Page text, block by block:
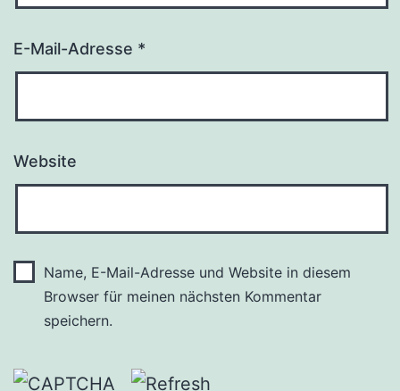
E-Mail-Adresse *
Website
Name, E-Mail-Adresse und Website in diesem
Browser für meinen nächsten Kommentar
speichern.